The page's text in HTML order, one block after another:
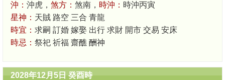
沖： 沖虎， 煞方： 煞南， 時沖： 時沖丙寅
星神： 天賊 路空 三合 青龍
時宜： 求嗣 訂婚 嫁娶 出行 求財 開市 交易 安床
時忌： 祭祀 祈福 齋醮 酬神
2028年12月5日 癸酉時